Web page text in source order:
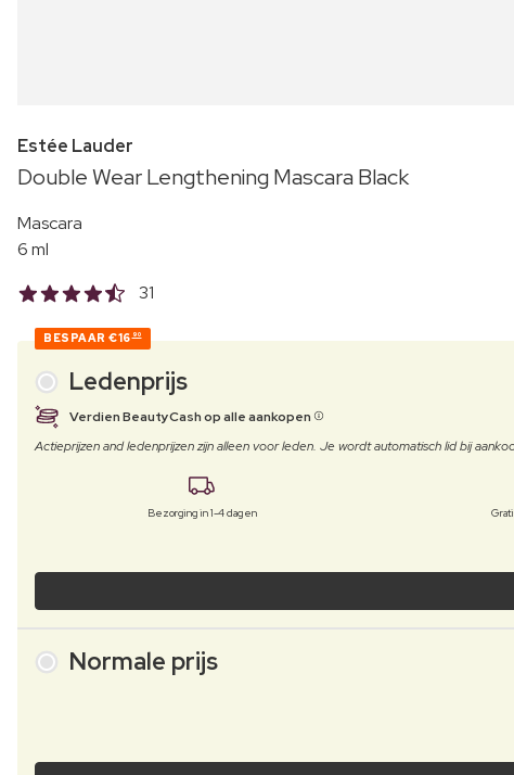
Estée Lauder
Double Wear Lengthening Mascara Black
Mascara
6 ml
31
BESPAAR €16 90
Ledenprijs
Verdien BeautyCash op alle aankopen
Actieprijzen and ledenprijzen zijn alleen voor leden. Je wordt automatisch lid bij
Bezorging in 1-4 dagen
Normale prijs